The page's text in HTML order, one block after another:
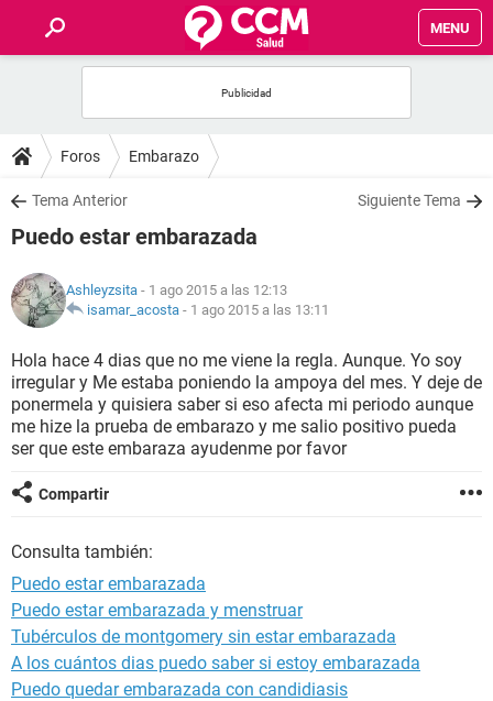
MENU
FOROS
SALUD
NUTRICIÓN
BIENESTAR
SEXUALIDAD
GLOSARIO
Foros Embarazo
Tema Anterior Siguiente Tema
Puedo estar embarazada
Ashleyzsita - 1 ago 2015 a las 12:13
isamar_acosta - 1 ago 2015 a las 13:11
Hola hace 4 dias que no me viene la regla. Aunque. Yo soy
irregular y Me estaba poniendo la ampoya del mes. Y deje de
ponermela y quisiera saber si eso afecta mi periodo aunque
me hize la prueba de embarazo y me salio positivo pueda
ser que este embaraza ayudenme por favor
Compartir
Consulta también:
Puedo estar embarazada
Puedo estar embarazada y menstruar
Tubérculos de montgomery sin estar embarazada
A los cuántos dias puedo saber si estoy embarazada
Puedo quedar embarazada con candidiasis